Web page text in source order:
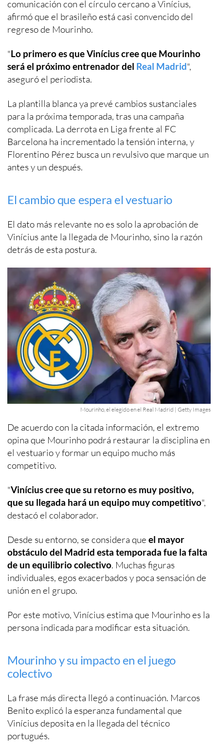
comunicación con el círculo cercano a Vinícius,
afirmó que el brasileño está casi convencido del
regreso de Mourinho.
"Lo primero es que Vinícius cree que Mourinho
será el próximo entrenador del Real Madrid",
aseguró el periodista.
La plantilla blanca ya prevé cambios sustanciales
para la próxima temporada, tras una campaña
complicada. La derrota en Liga frente al FC
Barcelona ha incrementado la tensión interna, y
Florentino Pérez busca un revulsivo que marque un
antes y un después.
El cambio que espera el vestuario
El dato más relevante no es solo la aprobación de
Vinícius ante la llegada de Mourinho, sino la razón
detrás de esta postura.
Mourinho, el elegido en el Real Madrid | Getty Images
De acuerdo con la citada información, el extremo
opina que Mourinho podrá restaurar la disciplina en
el vestuario y formar un equipo mucho más
competitivo.
"Vinícius cree que su retorno es muy positivo,
que su llegada hará un equipo muy competitivo",
destacó el colaborador.
Desde su entorno, se considera que el mayor
obstáculo del Madrid esta temporada fue la falta
de un equilibrio colectivo. Muchas figuras
individuales, egos exacerbados y poca sensación de
unión en el grupo.
Por este motivo, Vinícius estima que Mourinho es la
persona indicada para modificar esta situación.
Mourinho y su impacto en el juego
colectivo
La frase más directa llegó a continuación. Marcos
Benito explicó la esperanza fundamental que
Vinícius deposita en la llegada del técnico
portugués.